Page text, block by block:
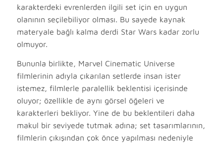
karakterdeki evrenlerden ilgili set için en uygun
olanının seçilebiliyor olması. Bu sayede kaynak
materyale bağlı kalma derdi Star Wars kadar zorlu
olmuyor.
Bununla birlikte, Marvel Cinematic Universe
filmlerinin adıyla çıkarılan setlerde insan ister
istemez, filmlerle paralellik beklentisi içerisinde
oluyor; özellikle de aynı görsel öğeleri ve
karakterleri bekliyor. Yine de bu beklentileri daha
makul bir seviyede tutmak adına; set tasarımlarının,
filmlerin çıkışından çok önce yapılması nedeniyle